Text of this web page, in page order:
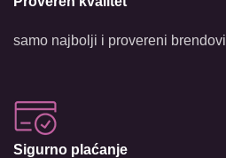
samo najbolji i provereni brendovi
Sigurno plaćanje